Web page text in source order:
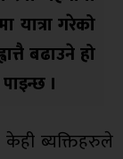
गरेको
बढाउने हो
।
ब्यक्तिहरुले